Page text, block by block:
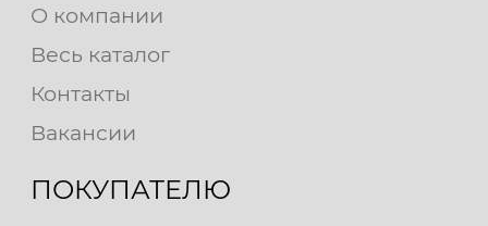
О компании
Весь каталог
Контакты
Вакансии
ПОКУПАТЕЛЮ